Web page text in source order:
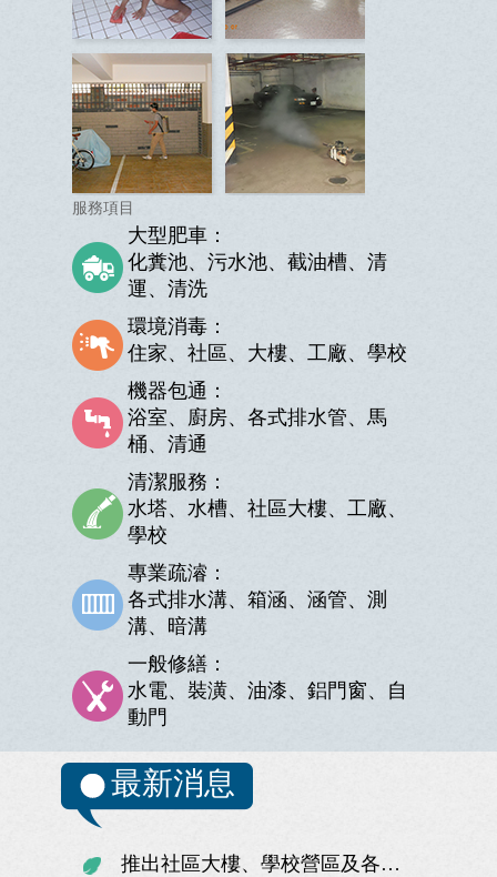
服務項目
大型肥車：
化糞池、污水池、截油槽、清
運、清洗
環境消毒：
住家、社區、大樓、工廠、學校
機器包通：
浴室、廚房、各式排水管、馬
桶、清通
清潔服務：
水塔、水槽、社區大樓、工廠、
學校
專業疏濬：
各式排水溝、箱涵、涵管、測
溝、暗溝
一般修繕：
水電、裝潢、油漆、鋁門窗、自
動門
最新消息
推出社區大樓、學校營區及各機關專屬相關服務，歡迎來電詢問